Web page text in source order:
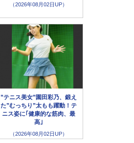
（2026年08月02日UP）
”テニス美女”園田彩乃、鍛え
た”むっちり”太もも躍動！テ
ニス姿に｢健康的な筋肉、最
高｣
（2026年08月02日UP）